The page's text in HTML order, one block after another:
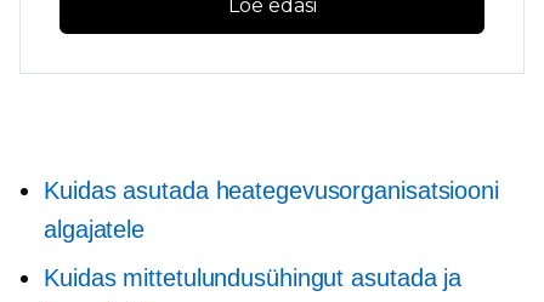
Loe edasi
Kuidas asutada heategevusorganisatsiooni
algajatele
Kuidas mittetulundusühingut asutada ja